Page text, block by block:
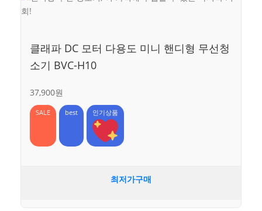
클래파 DC 모터 다용도 미니 핸디형 무선청
소기 BVC-H10
37,900원
SALE best 인기상품
최저가구매